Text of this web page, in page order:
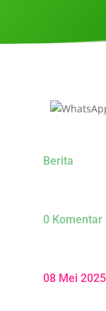
Berita
0 Komentar
08 Mei 2025